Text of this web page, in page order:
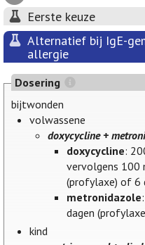
Eerste keuze
Alternatief bij IgE-
allergie
Dosering
bijtwonden
volwassene
doxycycline +
doxycycline:
vervolgens 100
(profylaxe) of 6
metronidazole
dagen
kind